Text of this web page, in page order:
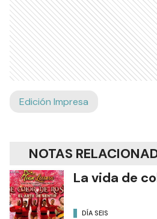
Edición Impresa
NOTAS
La vida de
DÍA SEIS